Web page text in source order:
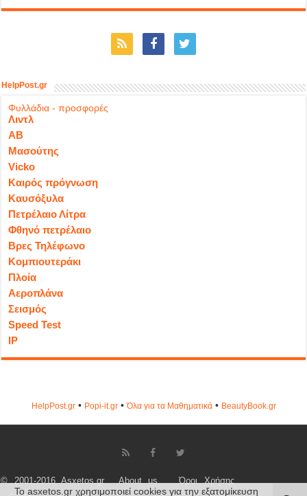
HelpPost.gr
Φυλλάδια - προσφορές
Λιντλ
ΑΒ
Μασούτης
Vicko
Καιρός πρόγνωση
Καυσόξυλα
Πετρέλαιο Λίτρα
Φθηνό πετρέλαιο
Βρες Τηλέφωνο
Κομπιουτεράκι
Πλοία
Αεροπλάνα
Σεισμός
Speed Test
IP
HelpPost.gr• Popi-it.gr•Όλα για τα Μαθηματικά• ΒeautyΒook.gr
© 2001-2016 Asxetos.gr About us
Όροι Χρήσης
Το asxetos.gr χρησιμοποιεί cookies για την εξατομίκευση